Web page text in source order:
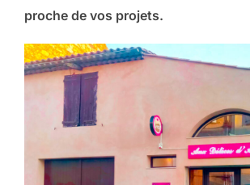
proche de vos projets.